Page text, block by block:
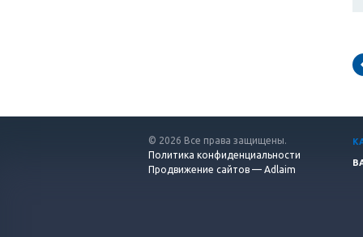
© 2026 Все права защищены.
Политика конфиденциальности
Продвижение сайтов — Adlaim